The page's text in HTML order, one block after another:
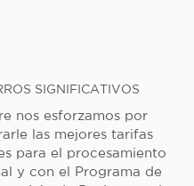
SIGNIFICATIVOS
nos esforzamos por
las mejores tarifas
para el procesamiento
y con el Programa de